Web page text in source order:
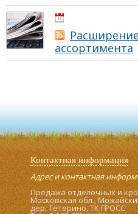
Расширение
ассортимента
Контактная информация
Адрес и контактная
Продажа отделочных и
Московская обл.,
дер. Тетерино, ТК ГРОСС